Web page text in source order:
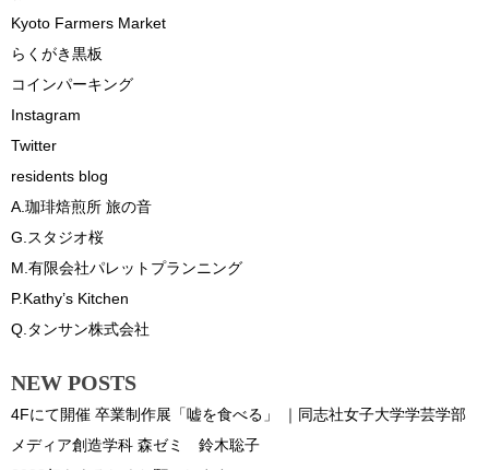
Kyoto Farmers Market
らくがき黒板
コインパーキング
Instagram
Twitter
residents blog
A.珈琲焙煎所 旅の音
G.スタジオ桜
M.有限会社パレットプランニング
P.Kathy’s Kitchen
Q.タンサン株式会社
NEW POSTS
4Fにて開催 卒業制作展「嘘を食べる」 ｜同志社女子大学学芸学部
メディア創造学科 森ゼミ 鈴木聡子